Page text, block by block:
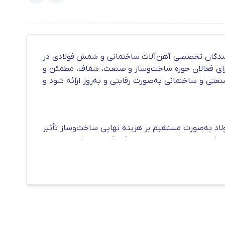
از یک دهه فعالیت مستمر از سال ۱۳۹۰، به‌عنوان یکی از تأمین‌کنندگان تخصصی آهن‌آلات ساختمانی و شمش فولادی در
فعالان حوزه ساخت‌وساز و صنعت، شفاف، مطمئن و
و ساختمانی به‌صورت رقابتی و به‌روز ارائه شود و
به‌صورت مستقیم بر هزینه نهایی ساخت‌وساز تأثیر
لحظه‌ای در اختیار شما قرار گیرد تا امکان مقایسه